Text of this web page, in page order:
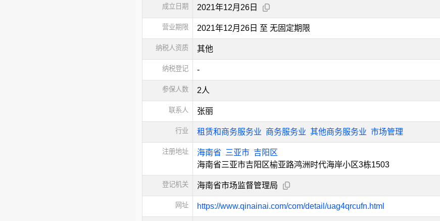
成立日期 2021年12月26日
营业期限 2021年12月26日 至 无固定期限
纳税人资质 其他
纳税登记 -
参保人数 2人
联系人 张丽
行业 租赁和商务服务业 商务服务业 其他商务服务业 市场管理
注册地址 海南省 三亚市 吉阳区
海南省三亚市吉阳区榆亚路鸿洲时代海岸小区3栋1503
登记机关 海南省市场监督管理局
网址 https://www.qinainai.com/com/detail/uag4qrcufn.html